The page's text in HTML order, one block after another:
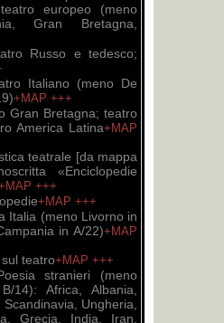
europeo (meno
Gran Bretagna,
Russo e tedesco;
Italiano (meno De
+MAP +++
Gran Bretagna; teatro
America Latina+MAP
teatrale [da mappa
«Enciclopedie
+++
+MAP +++
Italia (meno Livorno in
in A/22)+MAP
teatro+MAP +++
stranieri (meno
14): Africa, Albania,
Ungheria,
Grecia, India, Iran,